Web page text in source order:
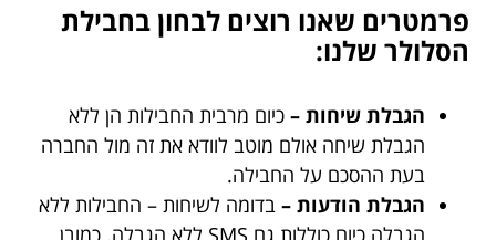
פרמטרים שאנו רוצים לבחון בחבילת
הסלולר שלנו:
הגבלת שיחות – כיום מרבית החבילות הן ללא
הגבלת שיחה אולם מוטב לוודא את זה מול החברה
בעת ההסכם על החבילה.
הגבלת הודעות – בדומה לשיחות – החבילות ללא
הגבלה כיום כוללות גם SMS ללא הגבלה. כמובן